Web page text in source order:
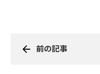
前の記事